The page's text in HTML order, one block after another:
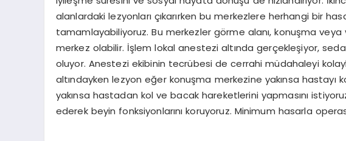
alanlardaki lezyonları çıkarırken bu merkezlere herhangi bir
tamamlayabiliyoruz. Bu merkezler görme alanı, konuşma
merkez olabilir. İşlem lokal anestezi altında gerçekleşiyor,
oluyor. Anestezi ekibinin tecrübesi de cerrahi müdahaleyi
altındayken lezyon eğer konuşma merkezine yakınsa
yakınsa hastadan kol ve bacak hareketlerini yapmasını
ederek beyin fonksiyonlarını koruyoruz. Minimum hasarla